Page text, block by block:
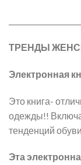
ТРЕНДЫ
Электронная
Это книга-
одежды!!
тенденций
Эта